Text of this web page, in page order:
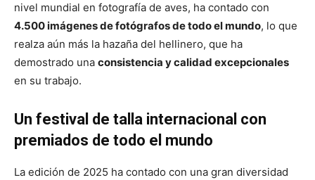
nivel mundial en fotografía de aves, ha contado con
4.500 imágenes de fotógrafos de todo el mundo, lo que
realza aún más la hazaña del hellinero, que ha
demostrado una consistencia y calidad excepcionales
en su trabajo.
Un festival de talla internacional con
premiados de todo el mundo
La edición de 2025 ha contado con una gran diversidad